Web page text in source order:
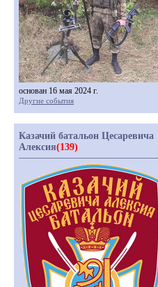
основан 16 мая 2024 г.
Другие события
Казачий батальон Цесаревича
Алексия(139)